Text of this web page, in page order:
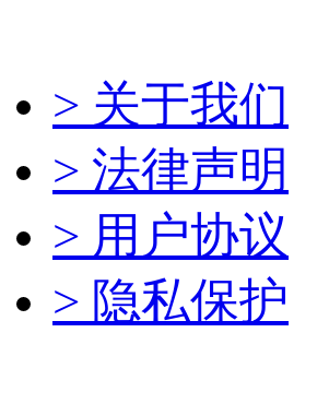
> 关于我们
> 法律声明
> 用户协议
> 隐私保护